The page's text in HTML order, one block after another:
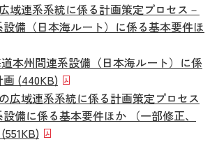
域連系系統に係る計画策定プロセス－
備（日本海ルート）に係る基本要件ほ
本州間連系設備（日本海ルート）に係
(440KB)
広域連系系統に係る計画策定プロセス
備に係る基本要件ほか （一部修正、